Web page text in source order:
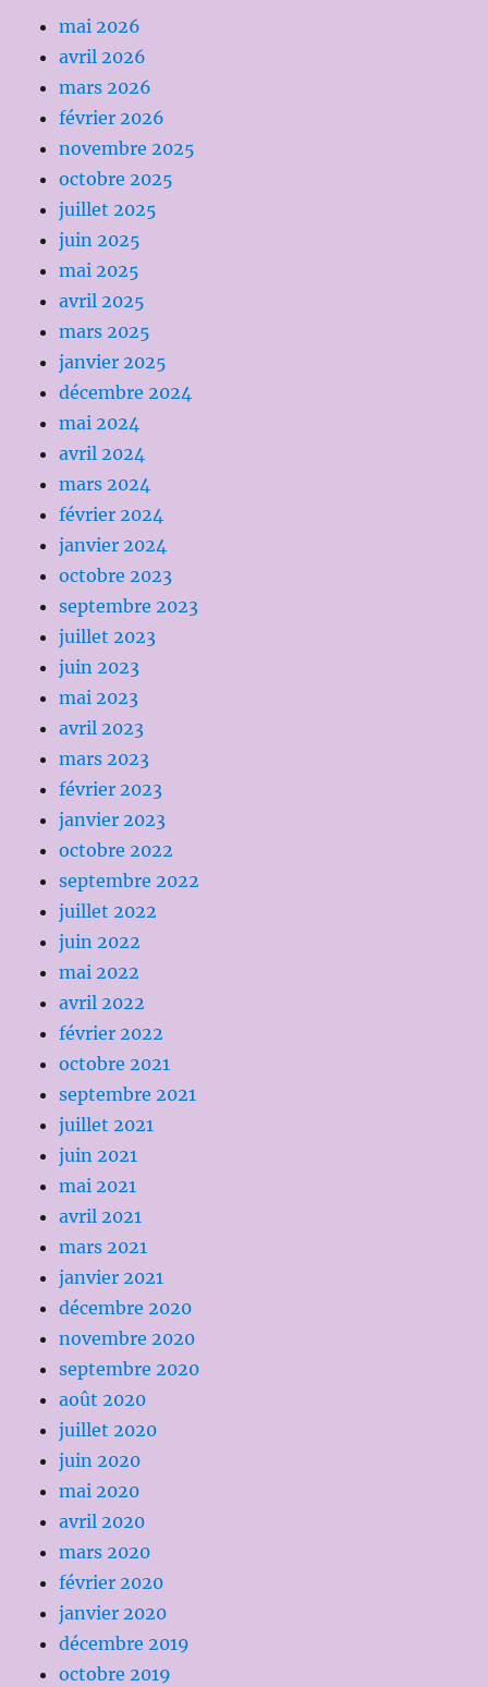
mai 2026
avril 2026
mars 2026
février 2026
novembre 2025
octobre 2025
juillet 2025
juin 2025
mai 2025
avril 2025
mars 2025
janvier 2025
décembre 2024
mai 2024
avril 2024
mars 2024
février 2024
janvier 2024
octobre 2023
septembre 2023
juillet 2023
juin 2023
mai 2023
avril 2023
mars 2023
février 2023
janvier 2023
octobre 2022
septembre 2022
juillet 2022
juin 2022
mai 2022
avril 2022
février 2022
octobre 2021
septembre 2021
juillet 2021
juin 2021
mai 2021
avril 2021
mars 2021
janvier 2021
décembre 2020
novembre 2020
septembre 2020
août 2020
juillet 2020
juin 2020
mai 2020
avril 2020
mars 2020
février 2020
janvier 2020
décembre 2019
octobre 2019